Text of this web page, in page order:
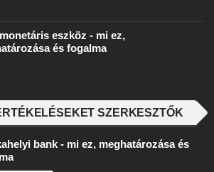
eszköz - mi ez,
és fogalma
SZERKESZTŐK
bank - mi ez, meghatározása és